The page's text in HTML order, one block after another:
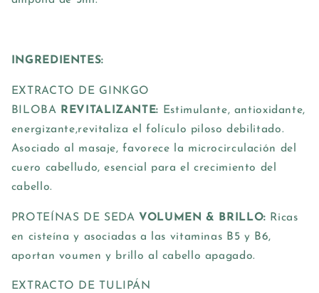
INGREDIENTES:
EXTRACTO DE GINKGO
BILOBA REVITALIZANTE:
Estimulante, antioxidante,
energizante,revitaliza el folículo piloso debilitado.
Asociado al masaje, favorece la microcirculación del
cuero cabelludo, esencial para el crecimiento del
cabello.
PROTEÍNAS DE SEDA VOLUMEN & BRILLO: Ricas
en cisteína y asociadas a las vitaminas B5 y B6,
aportan voumen y brillo al cabello apagado.
EXTRACTO DE TULIPÁN